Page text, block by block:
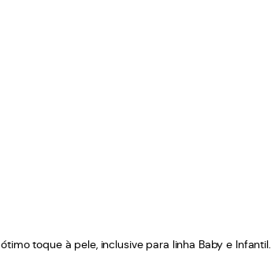
toque à pele, inclusive para linha Baby e Infantil.